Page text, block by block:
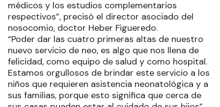
médicos y los estudios complementarios
respectivos”, precisó el director asociado del
nosocomio, doctor Heber Figueredo.
“Poder dar las cuatro primeras altas de nuestro
nuevo servicio de neo, es algo que nos llena de
felicidad, como equipo de salud y como hospital.
Estamos orgullosos de brindar este servicio a los
niños que requieren asistencia neonatológica y a
sus familias, porque esto significa que cerca de